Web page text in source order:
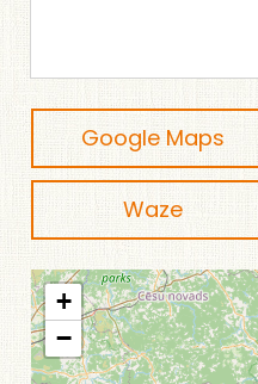
Google Maps
Waze
+
−